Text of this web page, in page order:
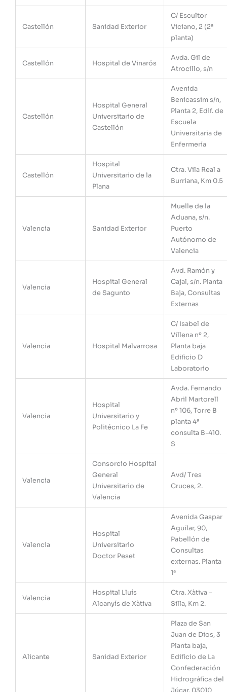
Castellón Sanidad Exterior
C/ Escultor
Viciano, 2 (2ª
planta)
Castellón Hospital de Vinarós
Avda. Gil de
Atrocillo, s/n
Castellón
Hospital General
Universitario de
Castellón
Avenida
Benicassim s/n,
Planta 2, Edif. de
Escuela
Universitaria de
Enfermería
Castellón
Hospital
Universitario de la
Plana
Ctra. Vila Real a
Burriana, Km 0.5
Valencia Sanidad Exterior
Muelle de la
Aduana, s/n.
Puerto
Autónomo de
Valencia
Valencia
Hospital General
de Sagunto
Avd. Ramón y
Cajal, s/n. Planta
Baja, Consultas
Externas
Valencia Hospital Malvarrosa
C/ Isabel de
Villena nº 2,
Planta baja
Edificio D
Laboratorio
Valencia
Hospital
Universitario y
Politécnico La Fe
Avda. Fernando
Abril Martorell
nº 106, Torre B
planta 4ª
consulta B-410.
S
Valencia
Consorcio Hospital
General
Universitario de
Valencia
Avd/ Tres
Cruces, 2.
Valencia
Hospital
Universitario
Doctor Peset
Avenida Gaspar
Aguilar, 90,
Pabellón de
Consultas
externas. Planta
1ª
Valencia
Hospital Lluís
Alcanyís de Xàtiva
Ctra. Xàtiva –
Silla, Km 2.
Alicante Sanidad Exterior
Plaza de San
Juan de Dios, 3
Planta baja,
Edificio de La
Confederación
Hidrográfica del